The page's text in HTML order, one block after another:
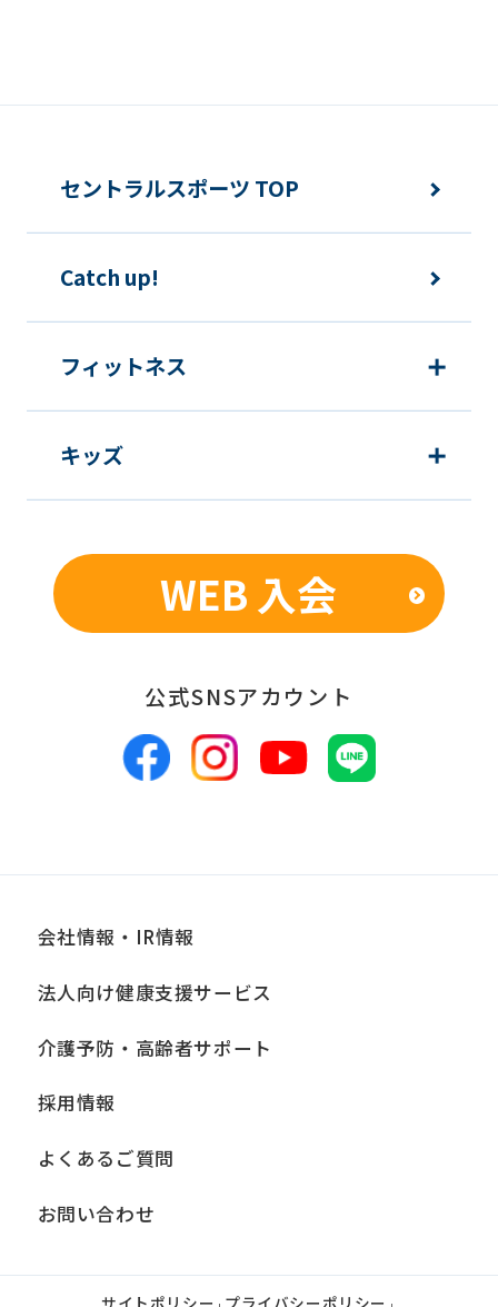
セントラルスポーツ TOP
Catch up!
フィットネス
キッズ
WEB 入会
公式SNSアカウント
会社情報・IR情報
法人向け健康支援サービス
介護予防・高齢者サポート
採用情報
よくあるご質問
お問い合わせ
サイトポリシー プライバシーポリシー